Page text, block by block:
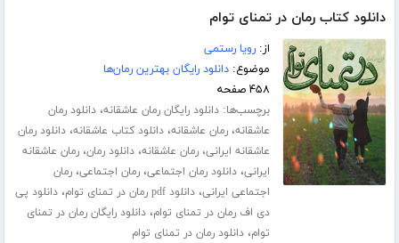
دانلود کتاب رمان در تمنای توام
از:رویا رستمی
موضوع:دانلود رایگان بهترین رمان‌ها
۴۵۸ صفحه
برچسب‌ها:دانلود رایگان رمان عاشقانه،دانلود رمان
عاشقانه،رمان عاشقانه،دانلود کتاب عاشقانه،دانلود رمان
عاشقانه ایرانی،رمان عاشقانه،دانلود رمان،رمان عاشقانه
ایرانی،دانلود رمان اجتماعی،رمان اجتماعی،رمان
اجتماعی ایرانی،دانلود pdf رمان در تمنای توام ،دانلود پی
دی اف رمان در تمنای توام،دانلود رایگان رمان در تمنای
توام،دانلود رمان در تمنای توام